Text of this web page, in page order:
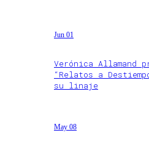
Jun 01
Verónica Allamand
“Relatos a
su linaje
May 08